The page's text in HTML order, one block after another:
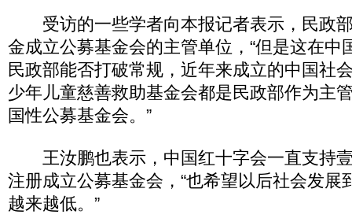
受访的一些学者向本报记者表示，民政
金成立公募基金会的主管单位，“但是这在中
民政部能否打破常规，近年来成立的中国社
少年儿童慈善救助基金会都是民政部作为主
国性公募基金会。”
王汝鹏也表示，中国红十字会一直支持
注册成立公募基金会，“也希望以后社会发展
越来越低。”